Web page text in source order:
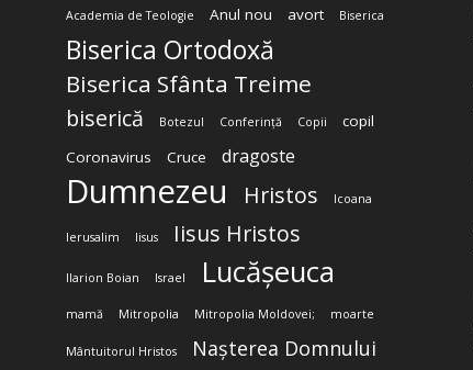
Academia de Teologie Anul nou avort Biserica
Biserica Ortodoxă
Biserica Sfânta Treime
biserică Botezul Conferință Copii
copil
Coronavirus
Cruce dragoste
Dumnezeu Hristos Icoana
Ierusalim Iisus Iisus Hristos
Ilarion Boian Israel Lucășeuca
mamă Mitropolia Mitropolia Moldovei; moarte
Mântuitorul Hristos Nașterea Domnului